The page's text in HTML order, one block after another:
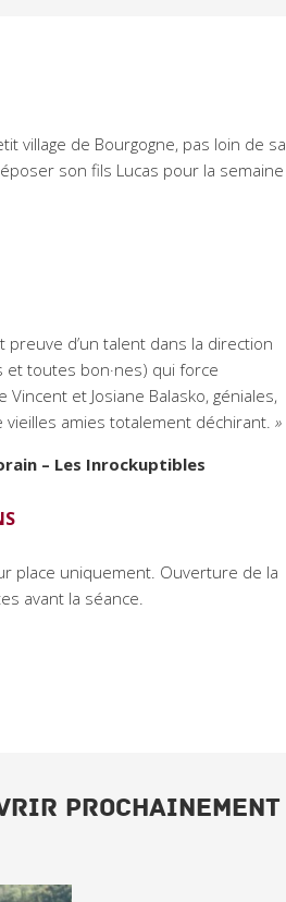
village de Bourgogne, pas loin de sa
son fils Lucas pour la semaine
preuve d’un talent dans la direction
et toutes bon·nes) qui force
Vincent et Josiane Balasko, géniales,
amies totalement déchirant. »
– Les Inrockuptibles
place uniquement. Ouverture de la
avant la séance.
PROCHAINEMENT